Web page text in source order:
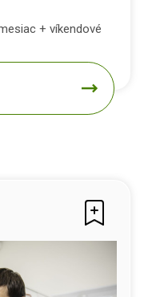
+ víkendové